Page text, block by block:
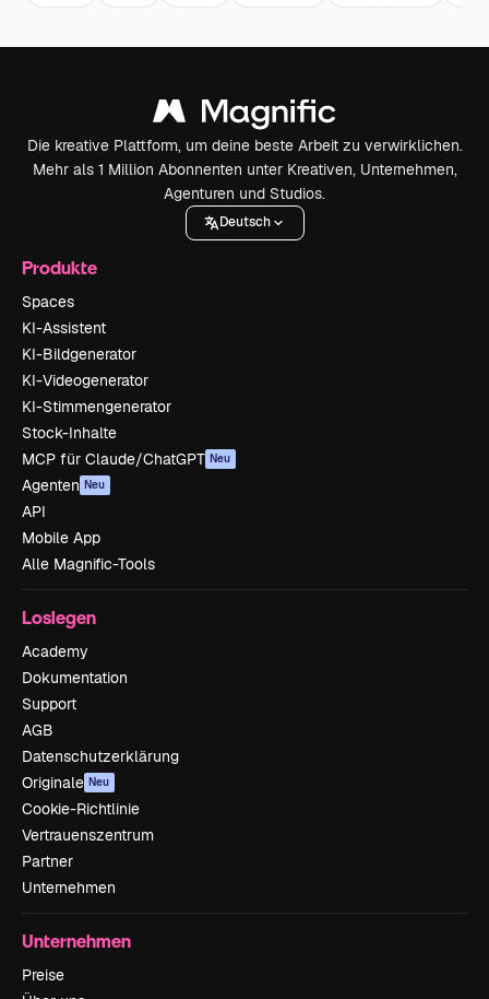
Die kreative Plattform, um deine beste Arbeit zu verwirklichen.
Mehr als 1 Million Abonnenten unter Kreativen, Unternehmen,
Agenturen und Studios.
Deutsch
Produkte
Spaces
KI-Assistent
KI-Bildgenerator
KI-Videogenerator
KI-Stimmengenerator
Stock-Inhalte
MCP für Claude/ChatGPT Neu
Agenten Neu
API
Mobile App
Alle Magnific-Tools
Loslegen
Academy
Dokumentation
Support
AGB
Datenschutzerklärung
Originale Neu
Cookie-Richtlinie
Vertrauenszentrum
Partner
Unternehmen
Unternehmen
Preise